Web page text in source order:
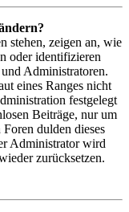
stehen, zeigen an, wie
oder identifizieren
Administratoren.
eines Ranges nicht
festgelegt
Beiträge, nur um
dulden dieses
Administrator wird
zurücksetzen.